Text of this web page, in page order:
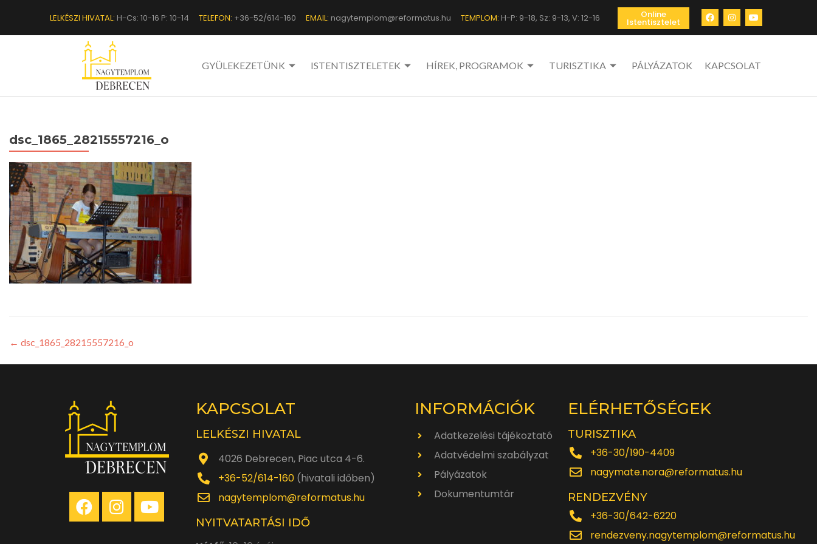
LELKÉSZI HIVATAL: H-Cs: 10-16 P: 10-14 TELEFON: +36-52/614-160 EMAIL: nagytemplom@reformatus.hu TEMPLOM: H-P: 9-18, Sz: 9-13, V: 12-16 Online
Istentisztelet
GYÜLEKEZETÜNK ISTENTISZTELETEK HÍREK, PROGRAMOK TURISZTIKA PÁLYÁZATOK KAPCSOLAT
dsc_1865_28215557216_o
← dsc_1865_28215557216_o
KAPCSOLAT
LELKÉSZI HIVATAL
4026 Debrecen, Piac utca 4-6.
+36-52/614-160 (hivatali időben)
nagytemplom@reformatus.hu
NYITVATARTÁSI IDŐ
INFORMÁCIÓK
Adatkezelési tájékoztató
Adatvédelmi szabályzat
Pályázatok
Dokumentumtár
ELÉRHETŐSÉGEK
TURISZTIKA
+36-30/190-4409
nagymate.nora@reformatus.hu
RENDEZVÉNY
+36-30/642-6220
rendezveny.nagytemplom@reformatus.hu